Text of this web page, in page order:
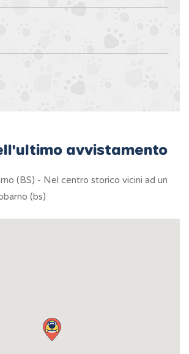
avvistamento
(BS) - Nel centro storico vicini ad un
(bs)